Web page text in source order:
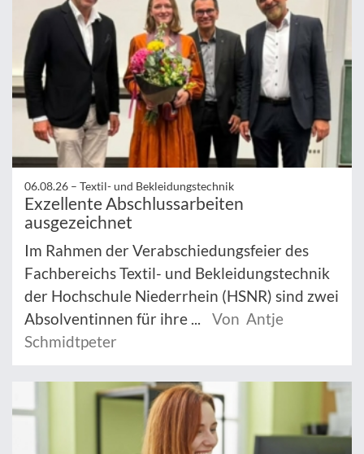
06.08.26 – Textil- und Bekleidungstechnik
Exzellente Abschlussarbeiten
ausgezeichnet
Im Rahmen der Verabschiedungsfeier des
Fachbereichs Textil- und Bekleidungstechnik
der Hochschule Niederrhein (HSNR) sind zwei
Absolventinnen für ihre ...
Von Antje
Schmidtpeter